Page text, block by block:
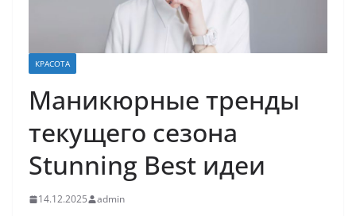
КРАСОТА
Маникюрные тренды
текущего сезона
Stunning Best идеи
14.12.2025 admin